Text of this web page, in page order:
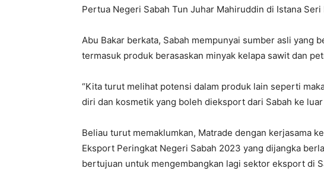
Pertua Negeri Sabah Tun Juhar Mahiruddin di Istana
Abu Bakar berkata, Sabah mempunyai sumber asli yang
termasuk produk berasaskan minyak kelapa sawit dan
“Kita turut melihat potensi dalam produk lain seperti
diri dan kosmetik yang boleh dieksport dari Sabah ke luar
Beliau turut memaklumkan, Matrade dengan kerjasama
Eksport Peringkat Negeri Sabah 2023 yang dijangka
bertujuan untuk mengembangkan lagi sektor eksport di